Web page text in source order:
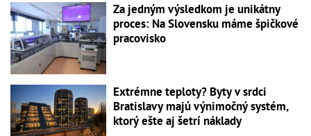
Za jedným výsledkom je unikátny
proces: Na Slovensku máme špičkové
pracovisko
Extrémne teploty? Byty v srdci
Bratislavy majú výnimočný systém,
ktorý ešte aj šetrí náklady